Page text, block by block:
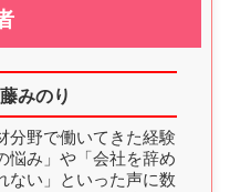
みのり
分野で働いてきた経験
悩み」や「会社を辞め
ない」といった声に数